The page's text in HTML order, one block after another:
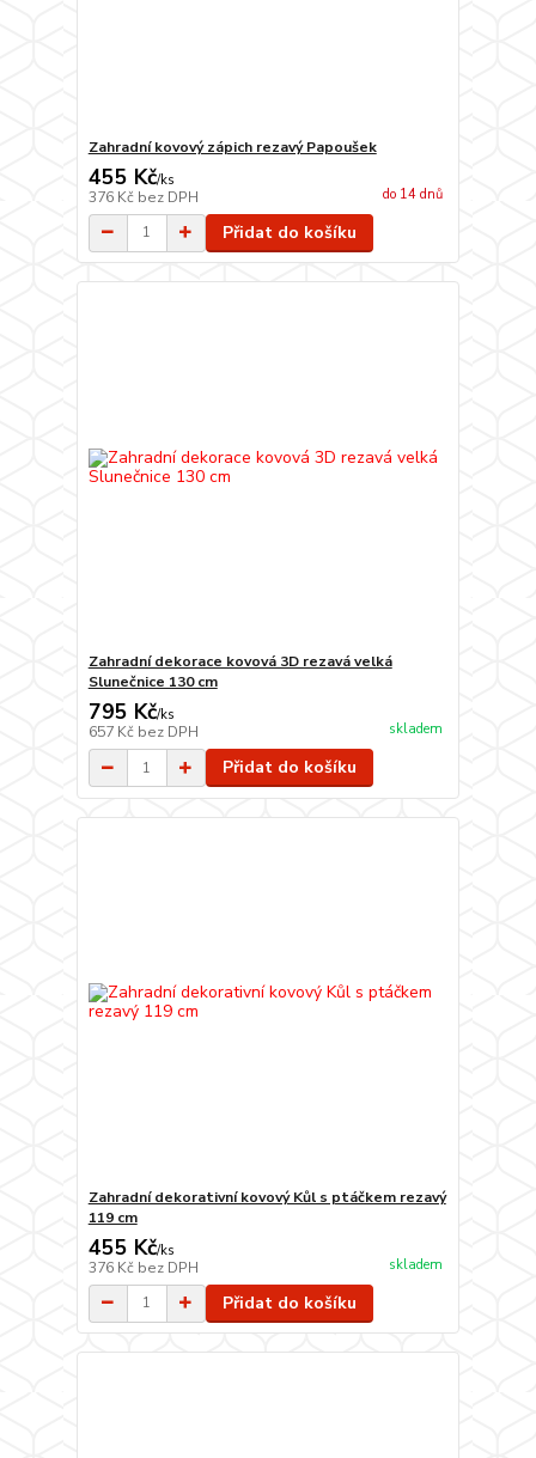
Zahradní kovový zápich rezavý Papoušek
455 Kč/ks
376 Kč bez DPH do 14 dnů
Přidat do košíku
Zahradní dekorace kovová 3D rezavá velká
Slunečnice 130 cm
795 Kč/ks
657 Kč bez DPH skladem
Přidat do košíku
Zahradní dekorativní kovový Kůl s ptáčkem rezavý
119 cm
455 Kč/ks
376 Kč bez DPH skladem
Přidat do košíku